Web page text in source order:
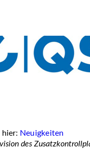
hier: Neuigkeiten
des